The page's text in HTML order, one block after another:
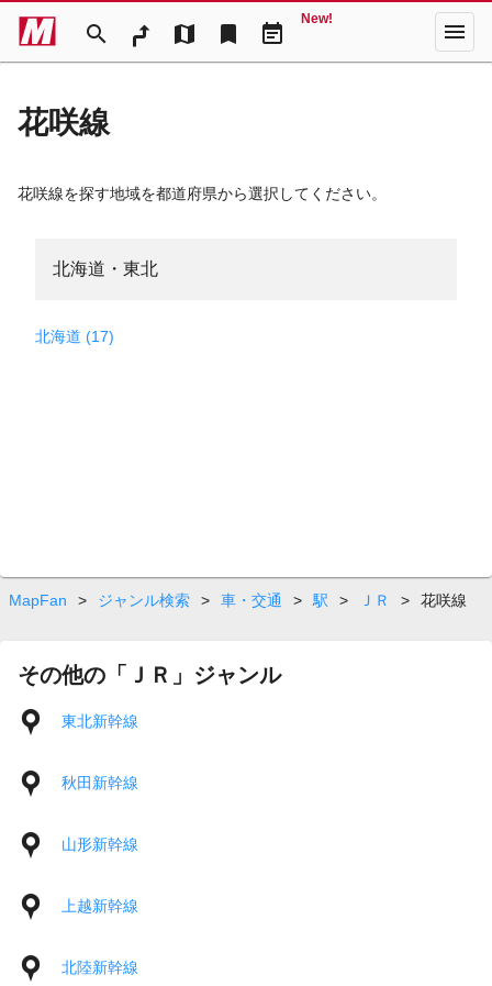
search map bookmark event_note
New! menu
花咲線
花咲線を探す地域を都道府県から選択してください。
北海道・東北
北海道 (17)
MapFan > ジャンル検索 > 車・交通 > 駅 > ＪＲ > 花咲線
その他の「ＪＲ」ジャンル
東北新幹線
秋田新幹線
山形新幹線
上越新幹線
北陸新幹線